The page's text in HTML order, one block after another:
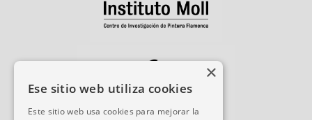
×
Ese sitio web utiliza cookies
Este sitio web usa cookies para mejorar la